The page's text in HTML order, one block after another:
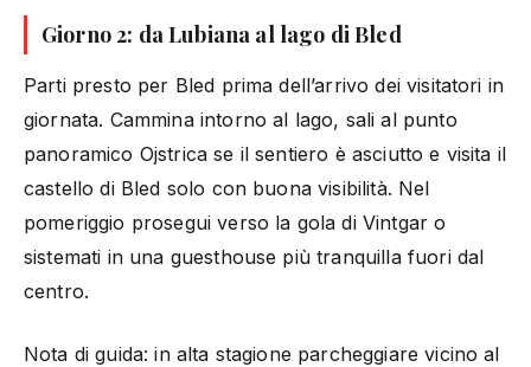
Giorno 2: da Lubiana al lago di Bled
Parti presto per Bled prima dell’arrivo dei visitatori in
giornata. Cammina intorno al lago, sali al punto
panoramico Ojstrica se il sentiero è asciutto e visita il
castello di Bled solo con buona visibilità. Nel
pomeriggio prosegui verso la gola di Vintgar o
sistemati in una guesthouse più tranquilla fuori dal
centro.
Nota di guida: in alta stagione parcheggiare vicino al